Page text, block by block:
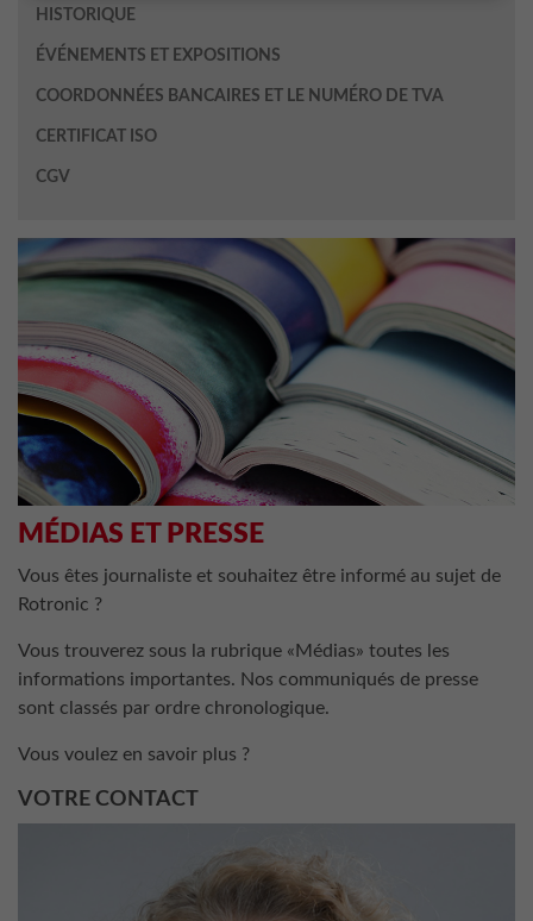
MÉDIAS ET PRESSE
Vous êtes journaliste et souhaitez être informé au sujet de
Rotronic ?
Vous trouverez sous la rubrique «Médias» toutes les
informations importantes. Nos communiqués de presse
sont classés par ordre chronologique.
Vous voulez en savoir plus ?
VOTRE CONTACT
HISTORIQUE
ÉVÉNEMENTS ET EXPOSITIONS
COORDONNÉES BANCAIRES ET LE NUMÉRO DE TVA
CERTIFICAT ISO
CGV